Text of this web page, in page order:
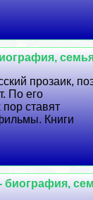
прозаик,
По его
ставят
Книги
биография,